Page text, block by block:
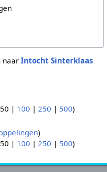
naar Intocht Sinterklaas
50 | 100 | 250 | 500)
)
50 | 100 | 250 | 500)